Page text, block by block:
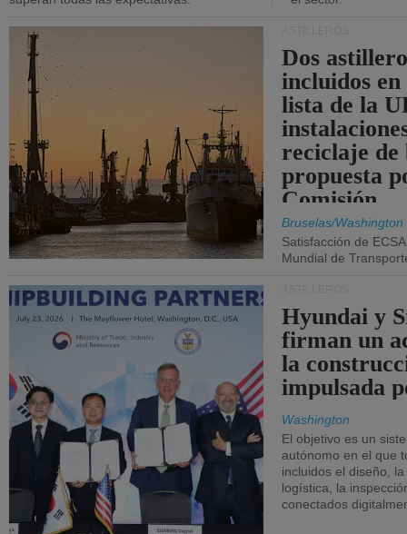
Dos
incluidos
lista de la
reciclaje de
propuesta
Comisión.
Bruselas/Washington
Satisfacción de
Mundial de
Hyundai y
firman un
la
impulsada
Washington
El objetivo es un
autónomo en el que
incluidos el diseño,
logística, la
conectados